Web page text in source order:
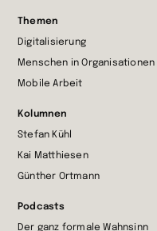
Startseite
Themen
Digitalisierung
Menschen in Organisationen
Mobile Arbeit
Kolumnen
Stefan Kühl
Kai Matthiesen
Günther Ortmann
Podcasts
Der ganz formale Wahnsinn